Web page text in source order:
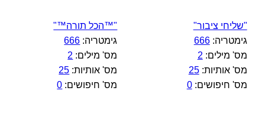
"שליחי ציבור"
גימטריה:666
מס' מילים: 2
מס' אותיות:25
מס' חיפושים:0
"™הכל תורה™"
גימטריה: 666
מס' מילים: 2
מס' אותיות: 25
מס' חיפושים: 0